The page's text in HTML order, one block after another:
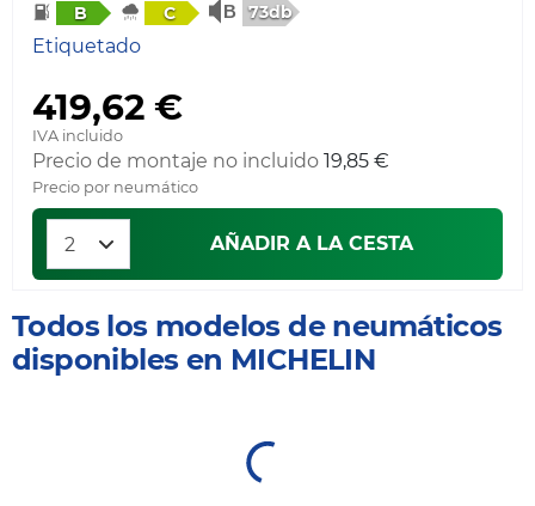
B C 73db
Etiquetado
419,62 €
IVA incluido
Precio de montaje no incluido 19,85 €
Precio por neumático
AÑADIR A LA CESTA
Todos los modelos de neumáticos
disponibles en MICHELIN